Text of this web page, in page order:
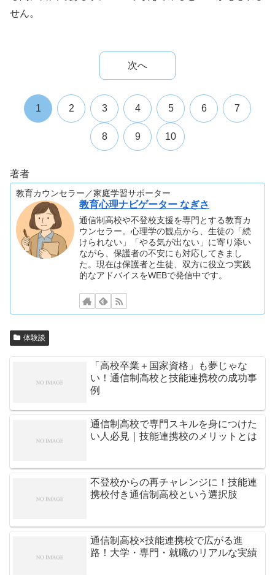
せん。
次へ
1 2 3 4 5 6 7
8 9 10
著者
教育カウンセラー／家庭学習サポーター
教育心理ナビゲーター なぎさ
通信制高校や不登校支援を専門とする教育カ
ウンセラー。心理学の観点から、生徒の「続
けられない」「やる気が出ない」に寄り添い
ながら、保護者の不安にも対応してきまし
た。現在は保護者と生徒、双方に役立つ実践
的なアドバイスをWEBで発信中です。
体験談
「高校卒業＋国家資格」も夢じゃな
い！通信制高校と技能連携校の成功事
例
通信制高校で専門スキルを身につけた
い人必見｜技能連携校のメリットとは
不登校からの再チャレンジに！技能連
携校付き通信制高校という選択肢
通信制高校×技能連携校で広がる進
路！大学・専門・就職のリアルな実績